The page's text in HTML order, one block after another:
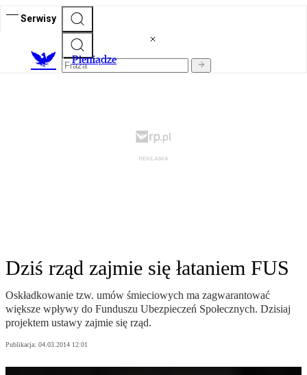
Serwisy
Pieniądze
Dziś rząd zajmie się łataniem FUS
Oskładkowanie tzw. umów śmieciowych ma zagwarantować
większe wpływy do Funduszu Ubezpieczeń Społecznych. Dzisiaj
projektem ustawy zajmie się rząd.
Publikacja: 04.03.2014 12:01